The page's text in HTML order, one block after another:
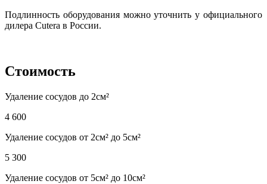
Подлинность оборудования можно уточнить у официального
дилера Cutera в России.
Стоимость
Удаление сосудов до 2см²
4 600
Удаление сосудов от 2см² до 5см²
5 300
Удаление сосудов от 5см² до 10см²